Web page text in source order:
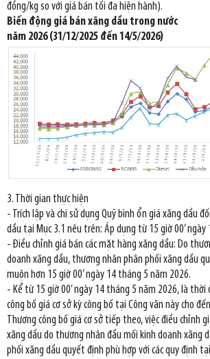
đồng/kg so với giá bán tối đa hiện hành).
Biến động giá bán xăng dầu trong nước
năm 2026 (31/12/2025 đến 14/5/2026)
3. Thời gian thực hiện
- Trích lập và chi sử dụng Quỹ bình ổn giá xăng dầu
dầu tại Mục 3.1 nêu trên: Áp dụng từ 15 giờ 00’
- Điều chỉnh giá bán các mặt hàng xăng dầu: Do
doanh xăng dầu, thương nhân phân phối xăng dầu
muộn hơn 15 giờ 00’ ngày 14 tháng 5 năm 2026.
- Kể từ 15 giờ 00’ ngày 14 tháng 5 năm 2026, là thời
công bố giá cơ sở kỳ công bố tại Công văn này cho
Thương công bố giá cơ sở tiếp theo, việc điều chỉnh
xăng dầu do thương nhân đầu mối kinh doanh xăng
phối xăng dầu quyết định phù hợp với các quy định